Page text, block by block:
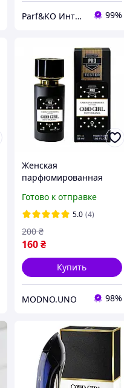
Parf&KO Интернет-магазин оригинальной парфюмерии и косметики 99%
Женская
парфюмированная
Good Girl Dot Drama, 58
ml
Готово к отправке
5.0 (4)
160₴
200 ₴
Купить
MODNO.UNO 98%